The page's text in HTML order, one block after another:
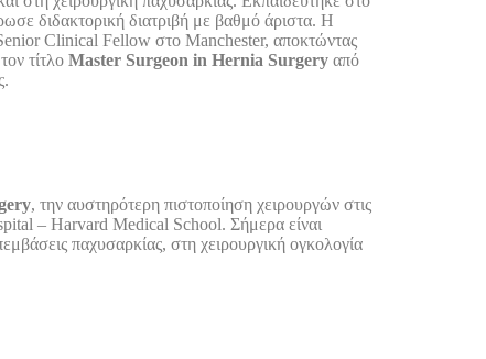
διδακτορική διατριβή με βαθμό άριστα. Η
Senior Clinical Fellow στο Manchester, αποκτώντας
τίτλο Master Surgeon in Hernia Surgery από
, την αυστηρότερη πιστοποίηση χειρουργών στις
– Harvard Medical School. Σήμερα είναι
παχυσαρκίας, στη χειρουργική ογκολογία